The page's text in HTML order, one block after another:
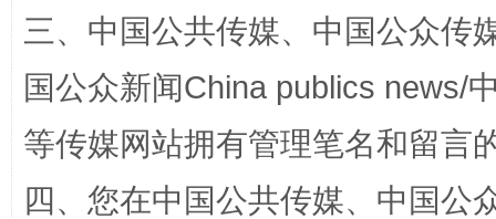
三、中国公共传媒、中国公众传
国公众新闻China publics news/
等传媒网站拥有管理笔名和留言
四、您在中国公共传媒、中国公